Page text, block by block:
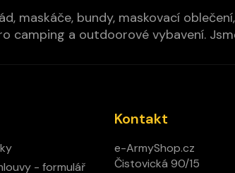
maskáče, bundy, maskovací
camping a outdoorové vybavení.
- formulář
Kontakt
e-ArmyShop.cz
Čistovická 90/15